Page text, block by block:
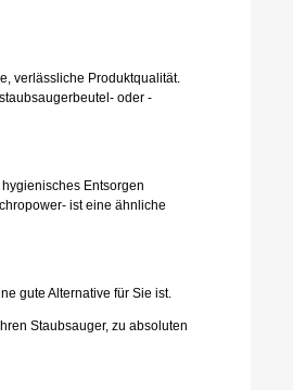
verlässliche Produktqualität.
oder -
Entsorgen
ist eine ähnliche
gute Alternative für Sie ist.
Staubsauger, zu absoluten